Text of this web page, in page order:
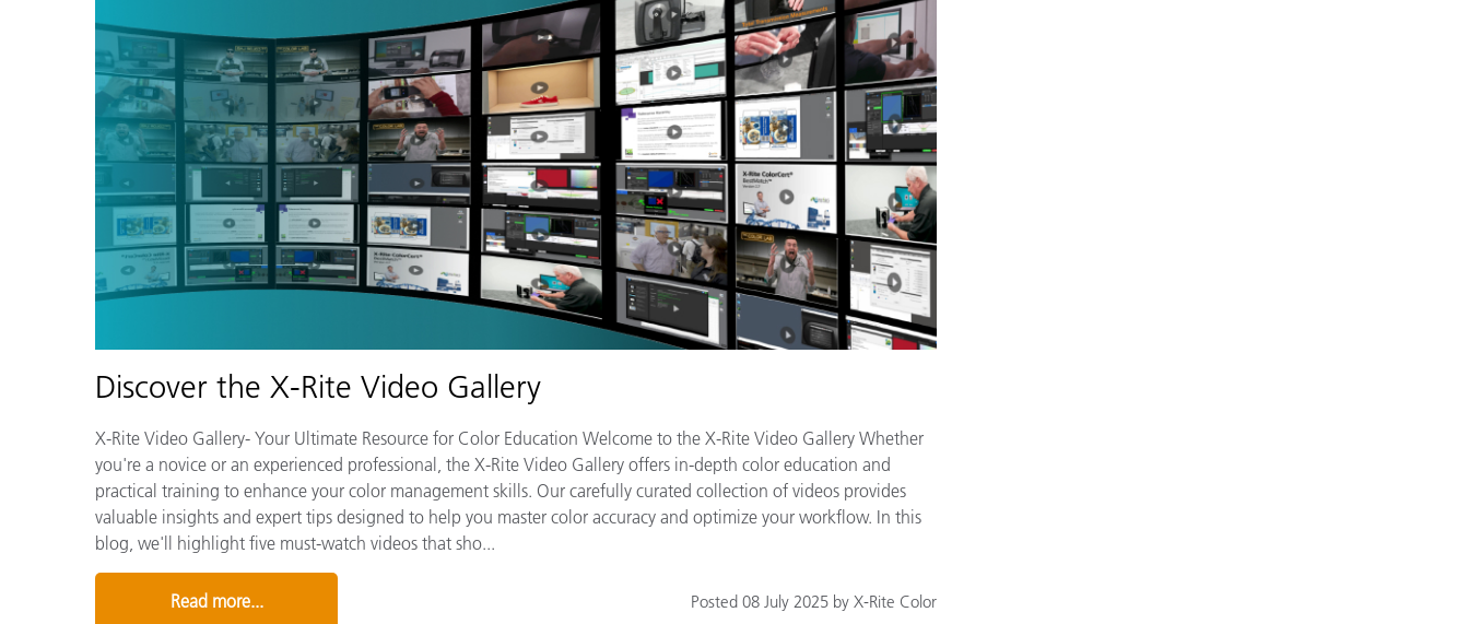
Discover the X-Rite Video Gallery
X-Rite Video Gallery- Your Ultimate Resource for Color Education Welcome to the X-Rite Video Gallery Whether
you're a novice or an experienced professional, the X-Rite Video Gallery offers in-depth color education and
practical training to enhance your color management skills. Our carefully curated collection of videos provides
valuable insights and expert tips designed to help you master color accuracy and optimize your workflow. In this
blog, we'll highlight five must-watch videos that sho...
Read more... Posted 08 July 2025 by X-Rite Color